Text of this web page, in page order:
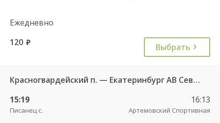
Ежедневно
120 руб. Выбрать
Красногвардейский п. — Екатеринбург АВ Северный 997
15:19
Писанец с.
16:13
Артемовский Спортивная